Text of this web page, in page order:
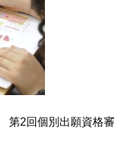
第2回個別出願資格審